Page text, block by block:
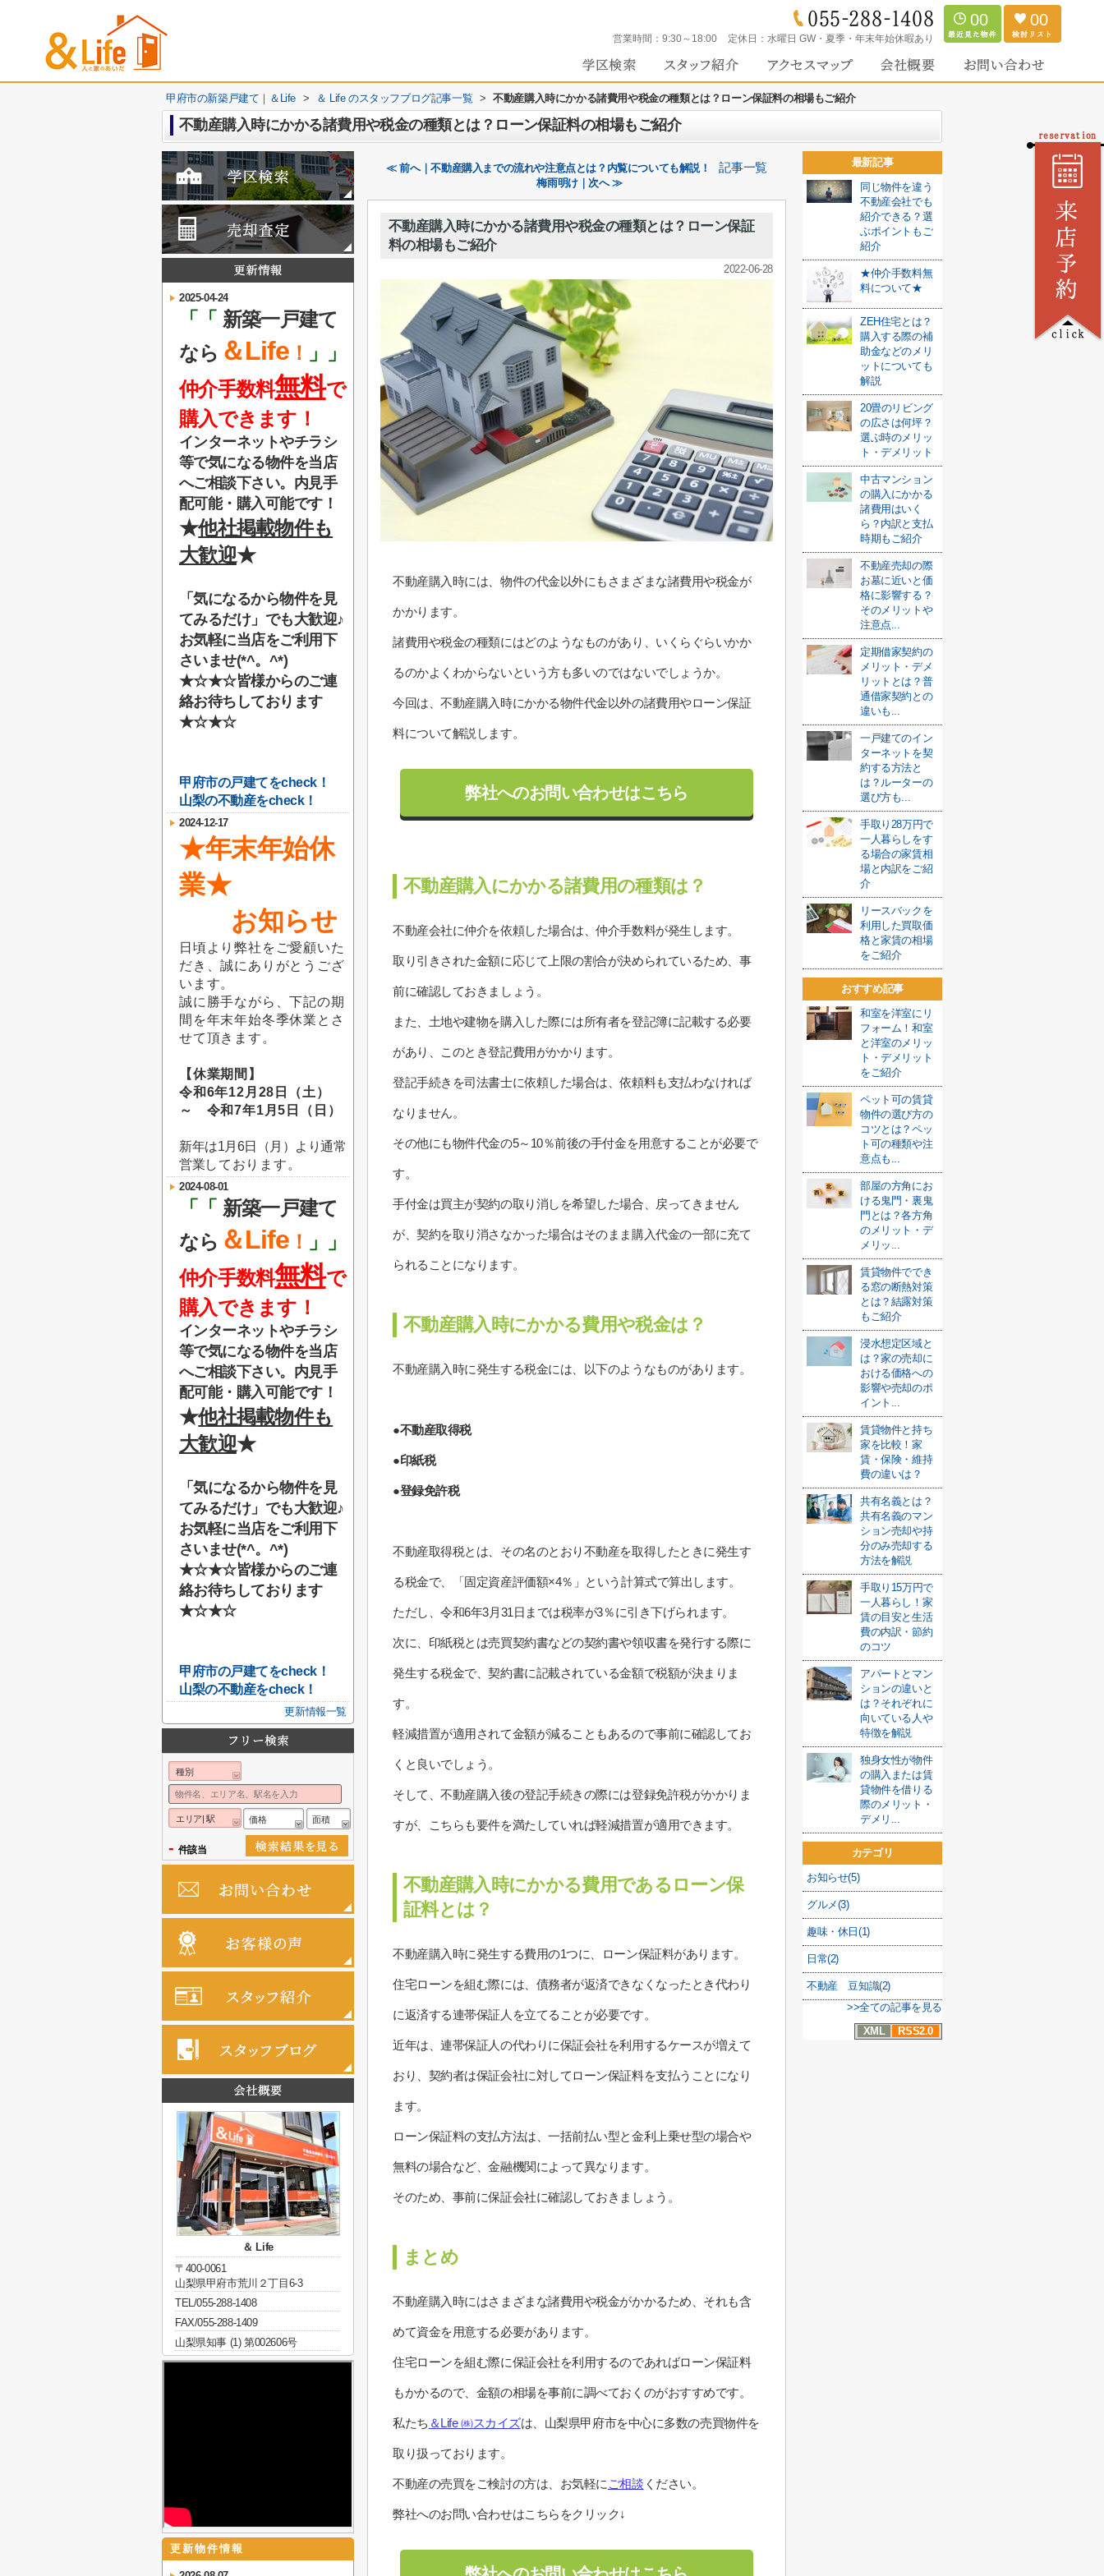
営業時間： 9:30～18:00 定休日： 水曜日 GW・夏季・年末年始休暇あり
00 00
甲府市の新築戸建て｜＆Life > ＆ Life のスタッフブログ記事一覧 > 不動産購入時にかかる諸費用や税金の種類とは？ローン保証料の相場もご紹介
不動産購入時にかかる諸費用や税金の種類とは？ローン保証料の相場もご紹介
≪ 前へ｜不動産購入までの流れや注意点とは？内覧についても解説！ 記事一覧
梅雨明け｜次へ ≫
不動産購入時にかかる諸費用や税金の種類とは？ローン保証
料の相場もご紹介
2022-06-28
不動産購入時には、物件の代金以外にもさまざまな諸費用や税金が
かかります。
諸費用や税金の種類にはどのようなものがあり、いくらぐらいかか
るのかよくわからないという方も多いのではないでしょうか。
今回は、不動産購入時にかかる物件代金以外の諸費用やローン保証
料について解説します。
弊社へのお問い合わせはこちら
不動産購入にかかる諸費用の種類は？
不動産会社に仲介を依頼した場合は、仲介手数料が発生します。
取り引きされた金額に応じて上限の割合が決められているため、事
前に確認しておきましょう。
また、土地や建物を購入した際には所有者を登記簿に記載する必要
があり、このとき登記費用がかかります。
登記手続きを司法書士に依頼した場合は、依頼料も支払わなければ
なりません。
その他にも物件代金の5～10％前後の手付金を用意することが必要で
す。
手付金は買主が契約の取り消しを希望した場合、戻ってきません
が、契約を取り消さなかった場合はそのまま購入代金の一部に充て
られることになります。
不動産購入時にかかる費用や税金は？
不動産購入時に発生する税金には、以下のようなものがあります。
●不動産取得税
●印紙税
●登録免許税
不動産取得税とは、その名のとおり不動産を取得したときに発生す
る税金で、「固定資産評価額×4％」という計算式で算出します。
ただし、令和6年3月31日までは税率が3％に引き下げられます。
次に、印紙税とは売買契約書などの契約書や領収書を発行する際に
発生する税金で、契約書に記載されている金額で税額が決まりま
す。
軽減措置が適用されて金額が減ることもあるので事前に確認してお
くと良いでしょう。
そして、不動産購入後の登記手続きの際には登録免許税がかかりま
すが、こちらも要件を満たしていれば軽減措置が適用できます。
不動産購入時にかかる費用であるローン保
証料とは？
不動産購入時に発生する費用の1つに、ローン保証料があります。
住宅ローンを組む際には、債務者が返済できなくなったとき代わり
に返済する連帯保証人を立てることが必要です。
近年は、連帯保証人の代わりに保証会社を利用するケースが増えて
おり、契約者は保証会社に対してローン保証料を支払うことになり
ます。
ローン保証料の支払方法は、一括前払い型と金利上乗せ型の場合や
無料の場合など、金融機関によって異なります。
そのため、事前に保証会社に確認しておきましょう。
まとめ
不動産購入時にはさまざまな諸費用や税金がかかるため、それも含
めて資金を用意する必要があります。
住宅ローンを組む際に保証会社を利用するのであればローン保証料
もかかるので、金額の相場を事前に調べておくのがおすすめです。
私たち ＆Life ㈱スカイズは、山梨県甲府市を中心に多数の売買物件を
取り扱っております。
不動産の売買をご検討の方は、お気軽に ご相談 ください。
弊社へのお問い合わせはこちらをクリック↓
最新記事
同じ物件を違う
不動産会社でも
紹介できる？選
ぶポイントもご
紹介
★仲介手数料無
料について★
ZEH住宅とは？
購入する際の補
助金などのメリ
ットについても
解説
20畳のリビング
の広さは何坪？
選ぶ時のメリッ
ト・デメリット
中古マンション
の購入にかかる
諸費用はいく
ら？内訳と支払
時期もご紹介
不動産売却の際
お墓に近いと価
格に影響する？
そのメリットや
注意点...
定期借家契約の
メリット・デメ
リットとは？普
通借家契約との
違いも...
一戸建てのイン
ターネットを契
約する方法と
は？ルーターの
選び方も...
手取り28万円で
一人暮らしをす
る場合の家賃相
場と内訳をご紹
介
リースバックを
利用した買取価
格と家賃の相場
をご紹介
おすすめ記事
和室を洋室にリ
フォーム！和室
と洋室のメリッ
ト・デメリット
をご紹介
ペット可の賃貸
物件の選び方の
コツとは？ペッ
ト可の種類や注
意点も...
部屋の方角にお
ける鬼門・裏鬼
門とは？各方角
のメリット・デ
メリッ...
賃貸物件ででき
る窓の断熱対策
とは？結露対策
もご紹介
浸水想定区域と
は？家の売却に
おける価格への
影響や売却のポ
イント...
賃貸物件と持ち
家を比較！家
賃・保険・維持
費の違いは？
共有名義とは？
共有名義のマン
ション売却や持
分のみ売却する
方法を解説
手取り15万円で
一人暮らし！家
賃の目安と生活
費の内訳・節約
のコツ
アパートとマン
ションの違いと
は？それぞれに
向いている人や
特徴を解説
独身女性が物件
の購入または賃
貸物件を借りる
際のメリット・
デメリ...
カテゴリ
お知らせ(5)
グルメ(3)
趣味・休日(1)
日常(2)
不動産 豆知識(2)
>>全ての記事を見る
XML
RSS2.0
2025-04-24
「「 新築一戸建て
なら ＆Life！ 」」
仲介手数料無料で
購入できます！
インターネットやチラシ
等で気になる物件を当店
へご相談下さい。内見手
配可能・購入可能です！
★他社掲載物件も
大歓迎★
「気になるから物件を見
てみるだけ」でも大歓迎♪
お気軽に当店をご利用下
さいませ(*^。^*)
★☆★☆皆様からのご連
絡お待ちしております
★☆★☆
甲府市の戸建てをcheck！
山梨の不動産をcheck！
2024-12-17
★年末年始休
業★
お知らせ
日頃より弊社をご愛顧いた
だき、誠にありがとうござ
います。
誠に勝手ながら、下記の期
間を年末年始冬季休業とさ
せて頂きます。
【休業期間】
令和6年12月28日（土）
～ 令和7年1月5日（日）
新年は1月6日（月）より通常
営業しております。
2024-08-01
「「 新築一戸建て
なら ＆Life！ 」」
仲介手数料無料で
購入できます！
インターネットやチラシ
等で気になる物件を当店
へご相談下さい。内見手
配可能・購入可能です！
★他社掲載物件も
大歓迎★
「気になるから物件を見
てみるだけ」でも大歓迎♪
お気軽に当店をご利用下
さいませ(*^。^*)
★☆★☆皆様からのご連
絡お待ちしております
★☆★☆
甲府市の戸建てをcheck！
山梨の不動産をcheck！
更新情報一覧
種別
エリア| 駅 価格 面積
- 件該当
＆ Life
〒400-0061
山梨県甲府市荒川２丁目6-3
TEL/055-288-1408
FAX/055-288-1409
山梨県知事 (1) 第002606号
更新物件情報